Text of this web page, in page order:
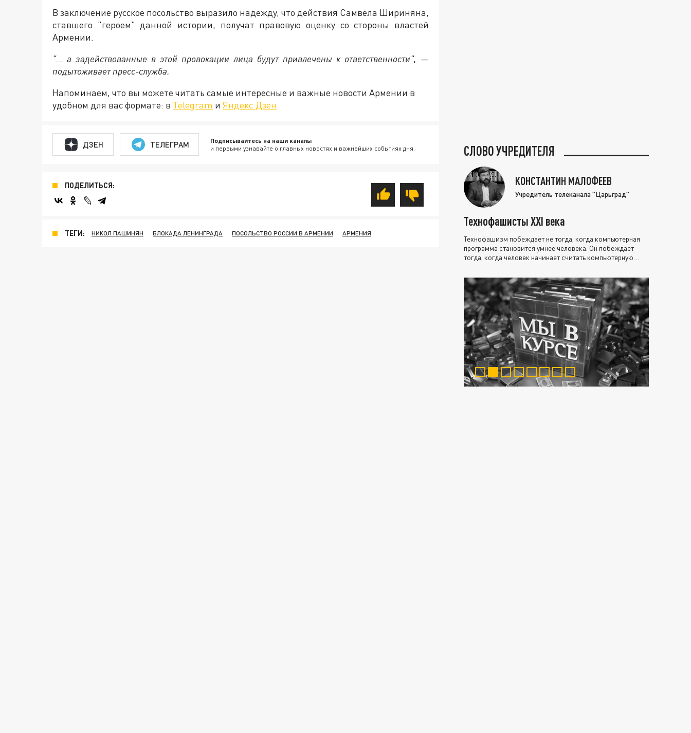
В заключение русское посольство выразило надежду, что действия Самвела Шириняна,
ставшего "героем" данной истории, получат правовую оценку со стороны властей
Армении.
"… а задействованные в этой провокации лица будут привлечены к ответственности", —
подытоживает пресс-служба.
Напоминаем, что вы можете читать самые интересные и важные новости Армении в
удобном для вас формате: в Telegram и Яндекс.Дзен
ДЗЕН ТЕЛЕГРАМ Подписывайтесь на наши каналы
и первыми узнавайте о главных новостях и важнейших событиях дня.
ПОДЕЛИТЬСЯ:
ТЕГИ: НИКОЛ ПАШИНЯН БЛОКАДА ЛЕНИНГРАДА ПОСОЛЬСТВО РОССИИ В АРМЕНИИ АРМЕНИЯ
СЛОВО УЧРЕДИТЕЛЯ
КОНСТАНТИН МАЛОФЕЕВ
Учредитель телеканала "Царьград"
Технофашисты XXI века
Технофашизм побеждает не тогда, когда компьютерная
программа становится умнее человека. Он побеждает
тогда, когда человек начинает считать компьютерную